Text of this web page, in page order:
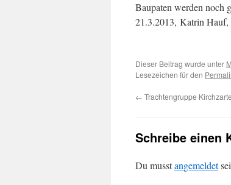
Baupaten werden noch
21.3.2013, Katrin Hauf,
Dieser Beitrag wurde unter
Lesezeichen für den
← Trachtengruppe
Schreibe einen
Du musstangemeldet